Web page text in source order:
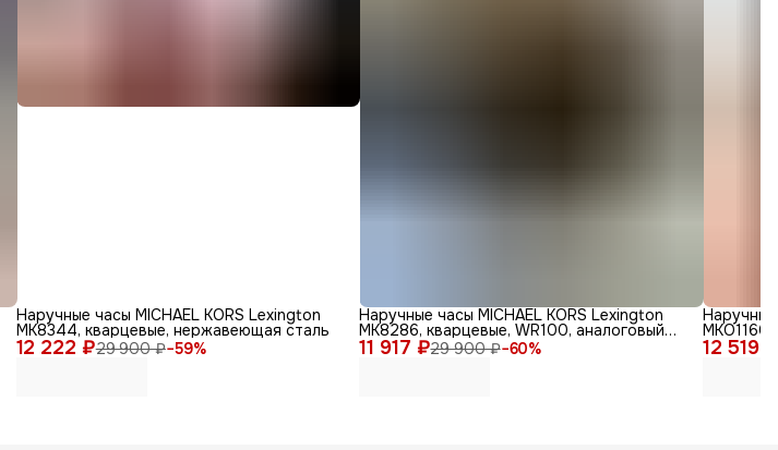
12 222 ₽29 900 ₽−59%
Наручные часы MICHAEL KORS Lexington
MK8344, кварцевые, нержавеющая сталь
11 917 ₽29 900 ₽−60%
Наручные часы MICHAEL KORS Lexington
MK8286, кварцевые, WR100, аналоговый
циферблат 12 519 ₽